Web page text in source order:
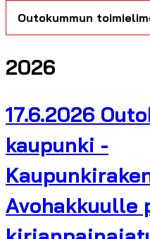
Outokummun
2026
17.6.2026
kaupunki -
Avohakkuulle